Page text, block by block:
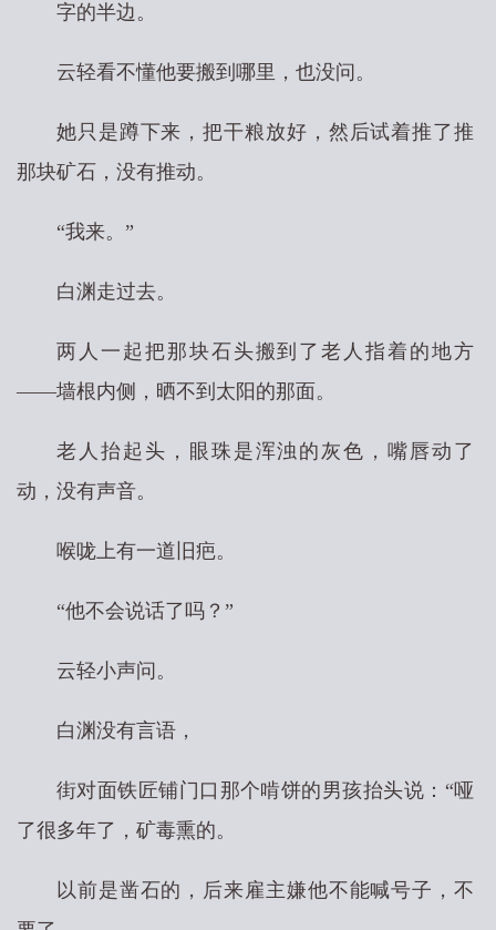
字的半边。
云轻看不懂他要搬到哪里，也没问。
她只是蹲下来，把干粮放好，然后试着推了推
那块矿石，没有推动。
“我来。”
白渊走过去。
两人一起把那块石头搬到了老人指着的地方
——墙根内侧，晒不到太阳的那面。
老人抬起头，眼珠是浑浊的灰色，嘴唇动了
动，没有声音。
喉咙上有一道旧疤。
“他不会说话了吗？”
云轻小声问。
白渊没有言语，
街对面铁匠铺门口那个啃饼的男孩抬头说：“哑
了很多年了，矿毒熏的。
以前是凿石的，后来雇主嫌他不能喊号子，不